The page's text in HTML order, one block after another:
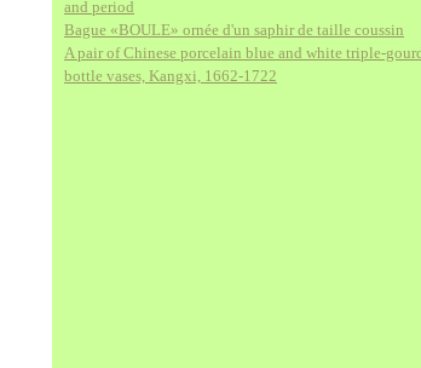
and period
Bague «BOULE» ornée d'un saphir de taille coussin
A pair of Chinese porcelain blue and white triple-
bottle vases, Kangxi, 1662-1722